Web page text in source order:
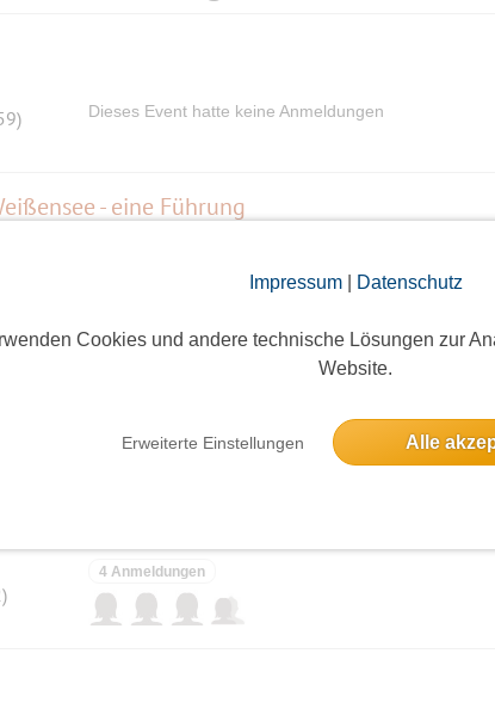
Impressum| Datenschutz
Cookies und andere technische Lösungen zur
Website.
Erweiterte Einstellungen Alle
Dieses Event hatte keine Anmeldungen
- eine Führung
im Schlot
4 Anmeldungen